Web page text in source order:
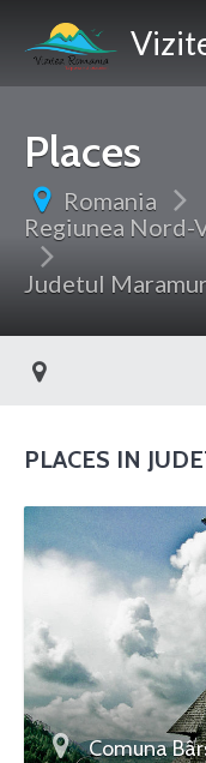
Places
Romania
Regiunea Nord-
Judetul
PLACES IN
Comuna